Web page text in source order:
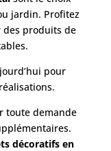
jardin. Profitez
produits de
pour
toute demande
décoratifs en